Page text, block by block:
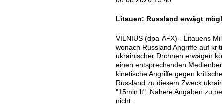
Litauen: Russland erwägt
VILNIUS (dpa-AFX) - Litauens
wonach Russland Angriffe auf
ukrainischer Drohnen erwägen
einen entsprechenden
kinetische Angriffe gegen
Russland zu diesem Zweck
"15min.lt". Nähere Angaben zu
nicht.